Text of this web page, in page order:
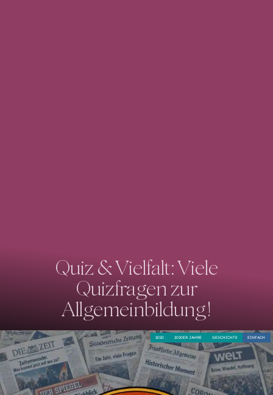
Quiz & Vielfalt: Viele
Quizfragen zur
Allgemeinbildung!
EINFACH
GESCHICHTE
2020ER JAHRE
2020